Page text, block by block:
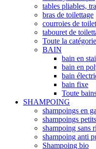
tables pliables,
bras de toilettage
courroies de
tabouret de
Toute la
BAIN
bain en
bain en
bain
bain fixe
Toute
SHAMPOING
shampoings en
shampoings
shampoing sans
shampoing anti
Shampoing bio